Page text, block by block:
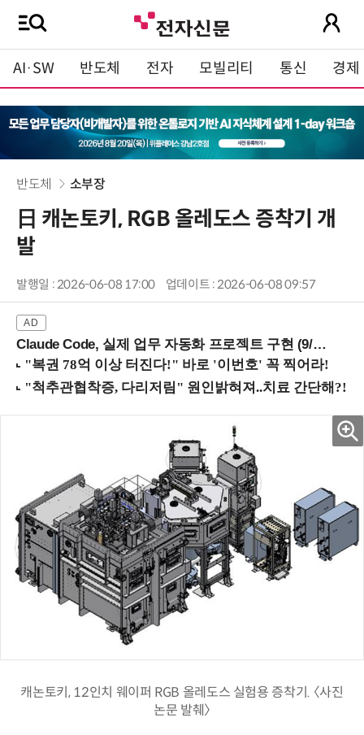
AI·SW 반도체 전자 모빌리티 통신 경제
반도체 소부장
日 캐논토키, RGB 올레도스 증착기 개
발
발행일 : 2026-06-08 17:00 업데이트 : 2026-06-08 09:57
Claude Code, 실제 업무 자동화 프로젝트 구현 (9/16 ~17 강남역)
캐논토키, 12인치 웨이퍼 RGB 올레도스 실험용 증착기. 〈사진
논문 발췌〉